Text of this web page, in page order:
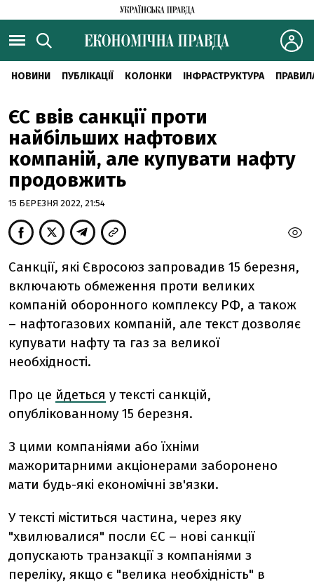
НОВИНИ ПУБЛІКАЦІЇ КОЛОНКИ ІНФРАСТРУКТУРА
ЄС ввів санкції проти
найбільших нафтових
компаній, але купувати нафту
продовжить
15 БЕРЕЗНЯ 2022, 21:54
Санкції, які Євросоюз запровадив 15 березня,
включають обмеження проти великих
компаній оборонного комплексу РФ, а також
– нафтогазових компаній, але текст дозволяє
купувати нафту та газ за великої
необхідності.
Про це йдеться у тексті санкцій,
опублікованному 15 березня.
З цими компаніями або їхніми
мажоритарними акціонерами заборонено
мати будь-які економічні зв'язки.
У тексті міститься частина, через яку
"хвилювалися" посли ЄС – нові санкції
допускають транзакції з компаніями з
переліку, якщо є "велика необхідність" в